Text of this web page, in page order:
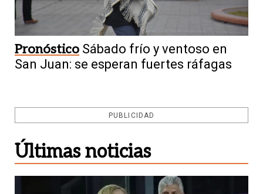
Pronóstico Sábado frío y ventoso en
San Juan: se esperan fuertes ráfagas
PUBLICIDAD
Últimas noticias